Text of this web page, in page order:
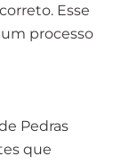
Esse
processo
Pedras
que